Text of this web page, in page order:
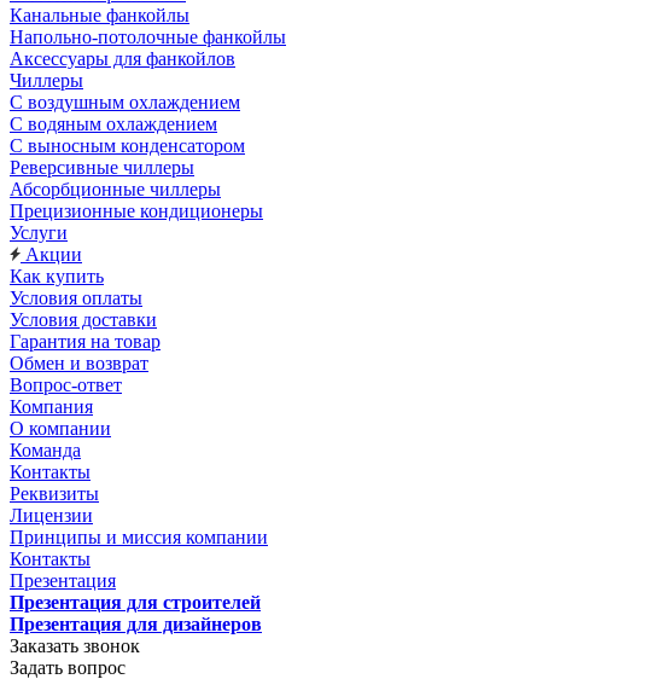
Канальные фанкойлы
Напольно-потолочные фанкойлы
Аксессуары для фанкойлов
Чиллеры
С воздушным охлаждением
С водяным охлаждением
С выносным конденсатором
Реверсивные чиллеры
Абсорбционные чиллеры
Прецизионные кондиционеры
Услуги
Акции
Как купить
Условия оплаты
Условия доставки
Гарантия на товар
Обмен и возврат
Вопрос-ответ
Компания
О компании
Команда
Контакты
Реквизиты
Лицензии
Принципы и миссия компании
Контакты
Презентация
Презентация для строителей
Презентация для дизайнеров
Заказать звонок
Задать вопрос